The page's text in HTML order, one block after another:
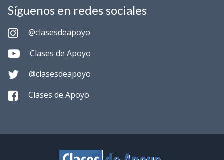
Síguenos en redes sociales
@clasesdeapoyo
Clases de Apoyo
@clasesdeapoyo
Clases de Apoyo